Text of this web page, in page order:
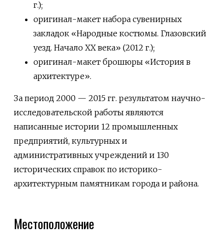
г.);
оригинал-макет набора сувенирных
закладок «Народные костюмы. Глазовский
уезд. Начало ХХ века» (2012 г.);
оригинал-макет брошюры «История в
архитектуре».
За период 2000 — 2015 гг. результатом научно-
исследовательской работы являются
написанные истории 12 промышленных
предприятий, культурных и
административных учреждений и 130
исторических справок по историко-
архитектурным памятникам города и района.
Местоположение